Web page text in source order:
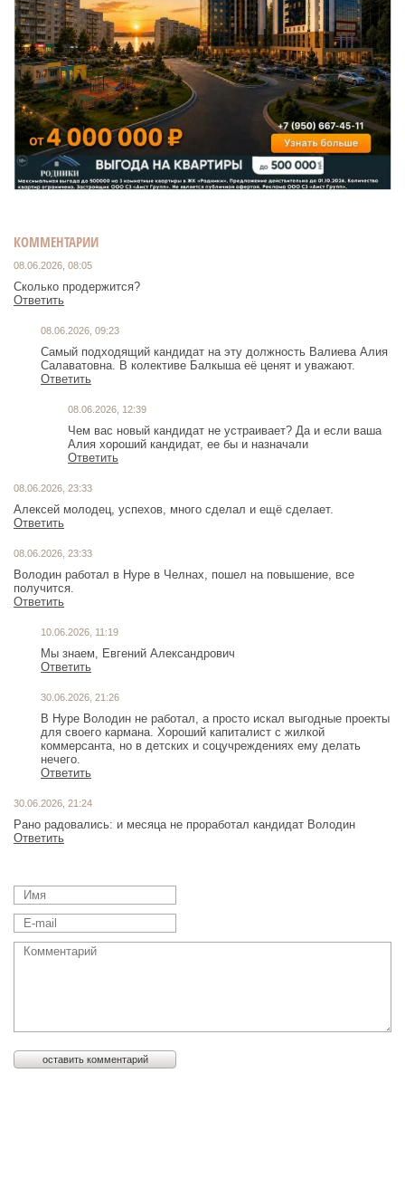
КОММЕНТАРИИ
08.06.2026, 08:05
Сколько продержится?
Ответить
08.06.2026, 09:23
Самый подходящий кандидат на эту должность Валиева Алия
Салаватовна. В колективе Балкыша её ценят и уважают.
Ответить
08.06.2026, 12:39
Чем вас новый кандидат не устраивает? Да и если ваша
Алия хороший кандидат, ее бы и назначали
Ответить
08.06.2026, 23:33
Алексей молодец, успехов, много сделал и ещё сделает.
Ответить
08.06.2026, 23:33
Володин работал в Нуре в Челнах, пошел на повышение, все
получится.
Ответить
10.06.2026, 11:19
Мы знаем, Евгений Александрович
Ответить
30.06.2026, 21:26
В Нуре Володин не работал, а просто искал выгодные проекты
для своего кармана. Хороший капиталист с жилкой
коммерсанта, но в детских и соцучреждениях ему делать
нечего.
Ответить
30.06.2026, 21:24
Рано радовались: и месяца не проработал кандидат Володин
Ответить